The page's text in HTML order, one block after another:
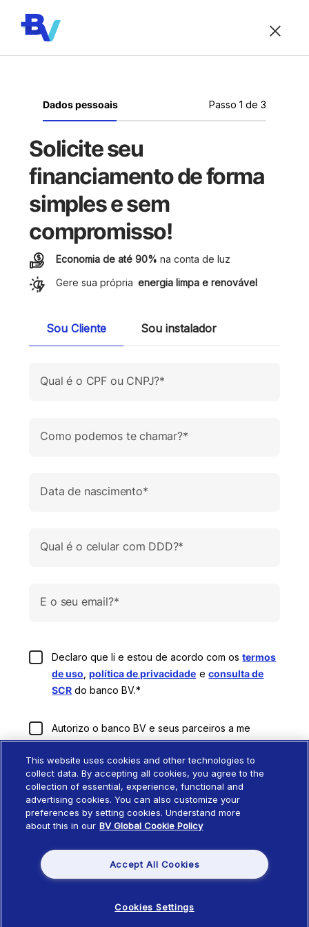
Dados pessoais Passo 1 de 3
Solicite seu
financiamento de forma
simples e sem
compromisso!
Economia de até 90% na conta de luz
Gere sua própria energia limpa e renovável
Sou Cliente Sou instalador
Qual é o CPF ou CNPJ?*
Como podemos te chamar?*
Data de nascimento*
Qual é o celular com DDD?*
E o seu email?*
Declaro que li e estou de acordo com ostermos
de uso ,política de privacidade econsulta de
SCR do banco BV.*
Autorizo o banco BV e seus parceiros a me
contatar por telefone, e-mail, WhatsApp ou
qualquer meio de comunicação.*
*Campo obrigatório
This website uses cookies and other technologies to
collect data. By accepting all cookies, you agree to the
collection of essential, experience, functional and
advertising cookies. You can also customize your
preferences by setting cookies. Understand more
about this in our BV Global Cookie Policy
Accept All Cookies
Cookies Settings